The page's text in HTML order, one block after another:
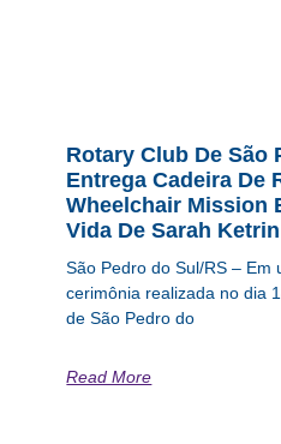
Rotary Club De São
Entrega Cadeira De
Wheelchair Mission
Vida De Sarah
São Pedro do Sul/RS – Em
cerimônia realizada no dia
de São Pedro do
Read More